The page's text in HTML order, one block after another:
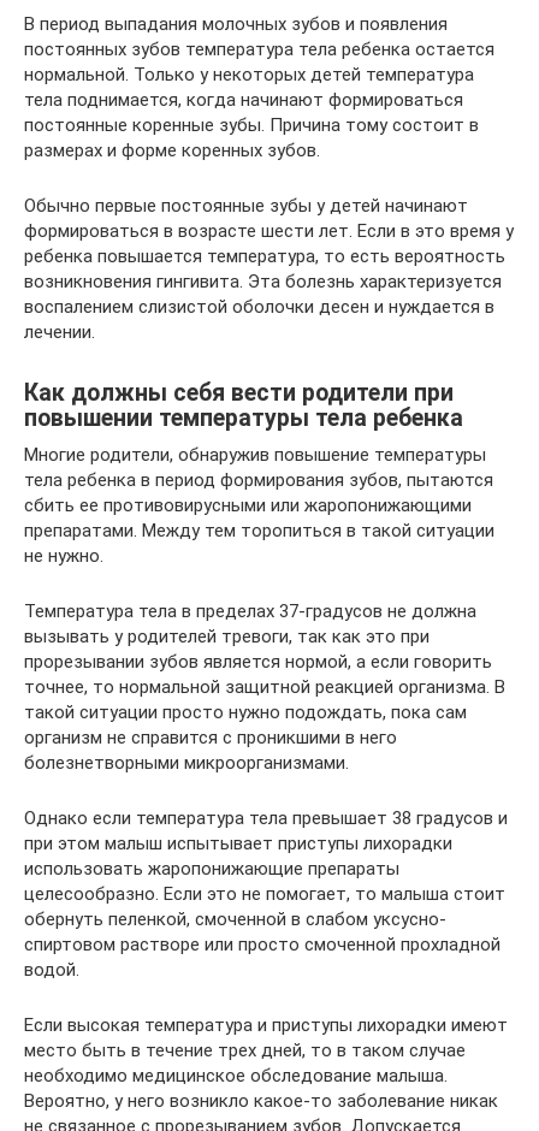
В период выпадания молочных зубов и появления
постоянных зубов температура тела ребенка остается
нормальной. Только у некоторых детей температура
тела поднимается, когда начинают формироваться
постоянные коренные зубы. Причина тому состоит в
размерах и форме коренных зубов.
Обычно первые постоянные зубы у детей начинают
формироваться в возрасте шести лет. Если в это время у
ребенка повышается температура, то есть вероятность
возникновения гингивита. Эта болезнь характеризуется
воспалением слизистой оболочки десен и нуждается в
лечении.
Как должны себя вести родители при
повышении температуры тела ребенка
Многие родители, обнаружив повышение температуры
тела ребенка в период формирования зубов, пытаются
сбить ее противовирусными или жаропонижающими
препаратами. Между тем торопиться в такой ситуации
не нужно.
Температура тела в пределах 37-градусов не должна
вызывать у родителей тревоги, так как это при
прорезывании зубов является нормой, а если говорить
точнее, то нормальной защитной реакцией организма. В
такой ситуации просто нужно подождать, пока сам
организм не справится с проникшими в него
болезнетворными микроорганизмами.
Однако если температура тела превышает 38 градусов и
при этом малыш испытывает приступы лихорадки
использовать жаропонижающие препараты
целесообразно. Если это не помогает, то малыша стоит
обернуть пеленкой, смоченной в слабом уксусно-
спиртовом растворе или просто смоченной прохладной
водой.
Если высокая температура и приступы лихорадки имеют
место быть в течение трех дней, то в таком случае
необходимо медицинское обследование малыша.
Вероятно, у него возникло какое-то заболевание никак
не связанное с прорезыванием зубов. Допускается